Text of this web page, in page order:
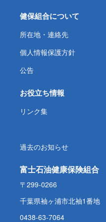
健保組合について
所在地・連絡先
個人情報保護方針
公告
お役立ち情報
リンク集
過去のお知らせ
富士石油健康保険組合
〒299-0266
千葉県袖ヶ浦市北袖1番地
0438-63-7064